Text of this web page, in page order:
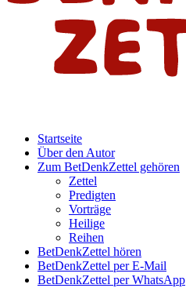
Startseite
Über den Autor
Zum BetDenkZettel gehören
Zettel
Predigten
Vorträge
Heilige
Reihen
BetDenkZettel hören
BetDenkZettel per E-Mail
BetDenkZettel per WhatsApp